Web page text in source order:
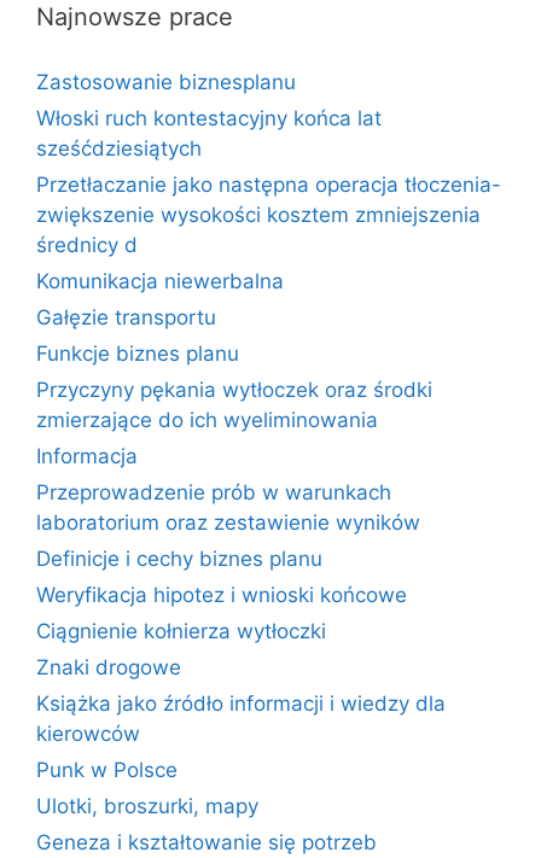
Najnowsze prace
Zastosowanie biznesplanu
Włoski ruch kontestacyjny końca lat
sześćdziesiątych
Przetłaczanie jako następna operacja tłoczenia-
zwiększenie wysokości kosztem zmniejszenia
średnicy d
Komunikacja niewerbalna
Gałęzie transportu
Funkcje biznes planu
Przyczyny pękania wytłoczek oraz środki
zmierzające do ich wyeliminowania
Informacja
Przeprowadzenie prób w warunkach
laboratorium oraz zestawienie wyników
Definicje i cechy biznes planu
Weryfikacja hipotez i wnioski końcowe
Ciągnienie kołnierza wytłoczki
Znaki drogowe
Książka jako źródło informacji i wiedzy dla
kierowców
Punk w Polsce
Ulotki, broszurki, mapy
Geneza i kształtowanie się potrzeb